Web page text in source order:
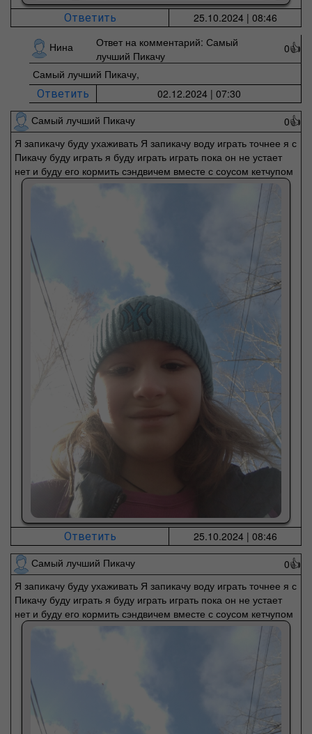
Ответить 25.10.2024 | 08:46
Нина
Ответ на комментарий: Самый
лучший Пикачу
0👍
Самый лучший Пикачу,
Ответить
02.12.2024 | 07:30
Самый лучший Пикачу
0👍
Я запикачу буду ухаживать Я запикачу воду играть точнее я с
Пикачу буду играть я буду играть играть пока он не устает
нет и буду его кормить сэндвичем вместе с соусом кетчупом
Ответить
25.10.2024 | 08:46
Самый лучший Пикачу
0👍
Я запикачу буду ухаживать Я запикачу воду играть точнее я с
Пикачу буду играть я буду играть играть пока он не устает
нет и буду его кормить сэндвичем вместе с соусом кетчупом